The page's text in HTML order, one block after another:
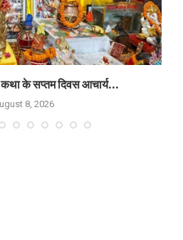
कथा के सप्तम दिवस आचार्य...
8, 2026